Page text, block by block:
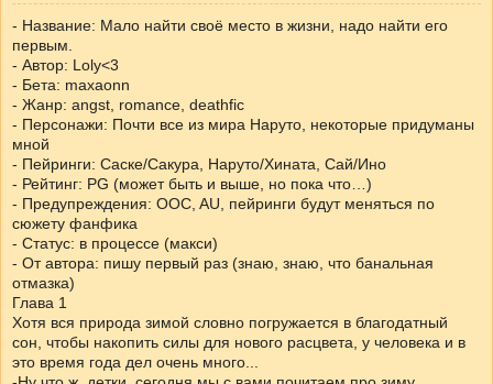
- Название: Мало найти своё место в жизни, надо найти его
первым.
- Автор: Loly<3
- Бета: maxaonn
- Жанр: angst, romance, deathfic
- Персонажи: Почти все из мира Наруто, некоторые придуманы
мной
- Пейринги: Саске/Сакура, Наруто/Хината, Сай/Ино
- Рейтинг: PG (может быть и выше, но пока что…)
- Предупреждения: OOC, AU, пейринги будут меняться по
сюжету фанфика
- Статус: в процессе (макси)
- От автора: пишу первый раз (знаю, знаю, что банальная
отмазка)
Глава 1
Хотя вся природа зимой словно погружается в благодатный
сон, чтобы накопить силы для нового расцвета, у человека и в
это время года дел очень много...